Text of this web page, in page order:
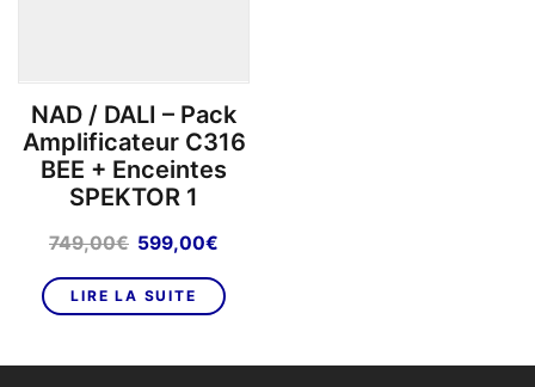
NAD / DALI – Pack
Amplificateur C316
BEE + Enceintes
SPEKTOR 1
749,00€ Le
initial
était :
599,00€
actuel
est :
LIRE LA SUITE